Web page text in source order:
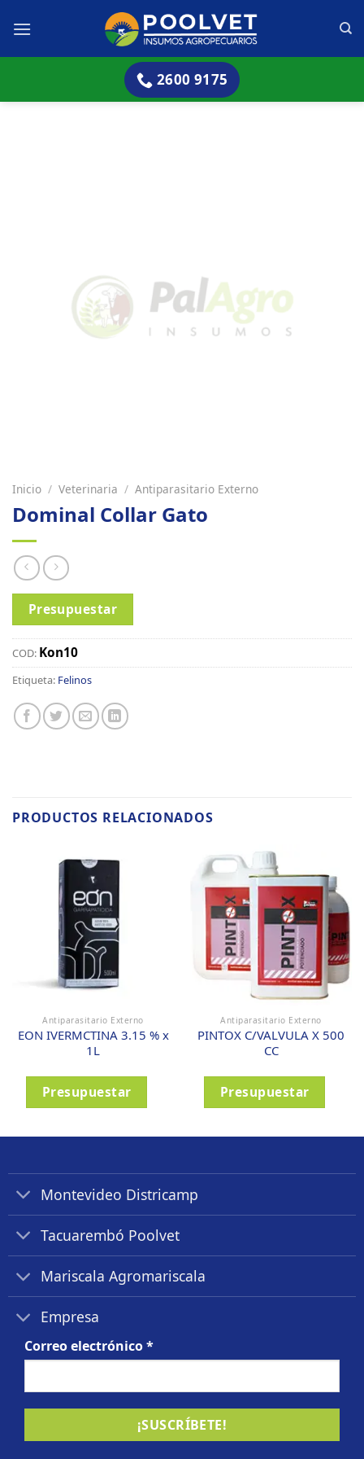
2600 9175
Inicio / Veterinaria / Antiparasitario Externo
Dominal Collar Gato
Presupuestar
COD: Kon10
Etiqueta: Felinos
PRODUCTOS RELACIONADOS
Antiparasitario Externo
EON IVERMCTINA 3.15 % x
1L
Presupuestar
Antiparasitario Externo
PINTOX C/VALVULA X 500
CC
Presupuestar
Montevideo Districamp
Tacuarembó Poolvet
Mariscala Agromariscala
Empresa
Correo electrónico*